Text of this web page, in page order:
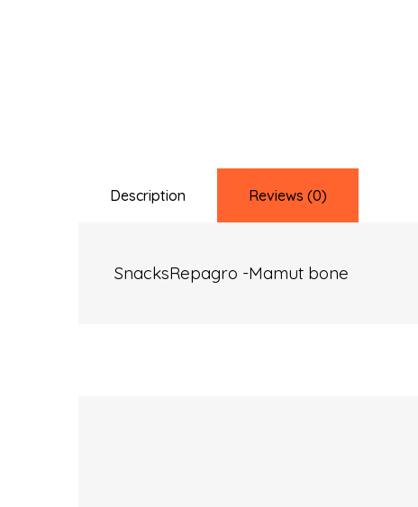
Description Reviews (0)
SnacksRepagro -Mamut bone